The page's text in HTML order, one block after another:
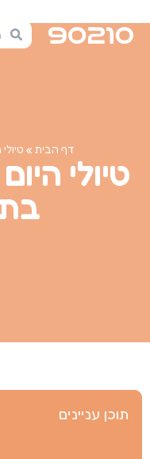
דף הבית »
טיולי
תוכן עניינים